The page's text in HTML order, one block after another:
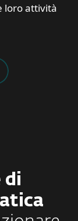
loro attività
di